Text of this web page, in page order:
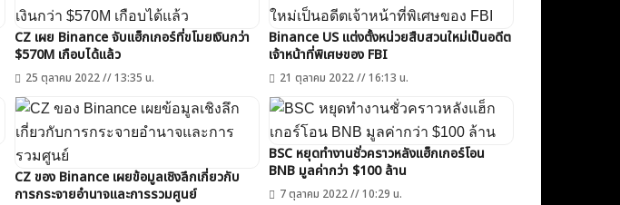
CZ เผย Binance จับแฮ็กเกอร์ที่ขโมยเงินกว่า
$570M เกือบได้แล้ว
25 ตุลาคม 2022 // 13:35 น.
Binance US แต่งตั้งหน่วยสืบสวนใหม่เป็นอดีต
เจ้าหน้าที่พิเศษของ FBI
21 ตุลาคม 2022 // 16:13 น.
CZ ของ Binance เผยข้อมูลเชิงลึกเกี่ยวกับ
การกระจายอำนาจและการรวมศูนย์
BSC หยุดทำงานชั่วคราวหลังแฮ็กเกอร์โอน
BNB มูลค่ากว่า $100 ล้าน
7 ตุลาคม 2022 // 10:29 น.